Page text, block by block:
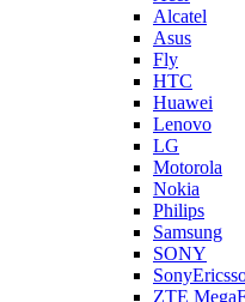
Alcatel
Asus
Fly
HTC
Huawei
Lenovo
LG
Motorola
Nokia
Philips
Samsung
SONY
ZTE